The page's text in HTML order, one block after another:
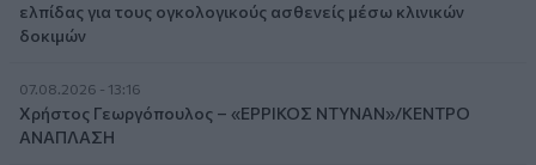
ελπίδας για τους ογκολογικούς ασθενείς μέσω κλινικών
δοκιμών
07.08.2026 - 13:16
Χρήστος Γεωργόπουλος – «ΕΡΡΙΚΟΣ ΝΤΥΝΑΝ»/ΚΕΝΤΡΟ
ΑΝΑΠΛΑΣΗ